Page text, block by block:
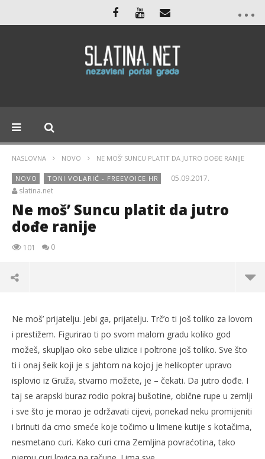
NASLOVNA NOVO NE MOŠ’ SUNCU PLATIT DA JUTRO DOĐE RANIJE
NOVO TONI VOLARIĆ - FREEVOICE.HR
05.09.2017.
slatina.net
Ne moš’ Suncu platit da jutro
dođe ranije
101 0
05.09.2017.
slatina.net
Ne moš’ prijatelju. Jebi ga, prijatelju. Trč’o ti još toliko za lovom
i prestižem. Figurirao ti po svom malom gradu koliko god
možeš, skupljao oko sebe ulizice i poltrone još toliko. Sve što
ti i onaj šeik koji je s jahtom na kojoj je helikopter upravo
isplovio iz Gruža, stvarno možete, je – čekati. Da jutro dođe. I
taj se arapski buraz rodio pokraj bušotine, obične rupe u zemlji
i sve što je morao je održavati cijevi, ponekad neku promijeniti
i brinuti da crno smeće koje točimo u limene kutije s kotačima,
nesmetano curi. Kako curi crna Zemljina povraćotina, tako